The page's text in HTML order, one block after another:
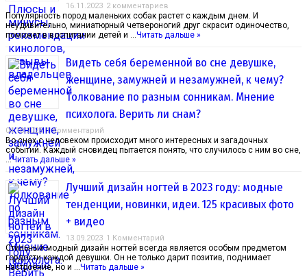
16.11.2023 2 комментариев
Популярность пород маленьких собак растет с каждым днем. И
неудивительно, миниатюрный четвероногий друг скрасит одиночество,
поможет в воспитании детей и … Читать дальше »
Видеть себя беременной во сне девушке,
женщине, замужней и незамужней, к чему?
Толкование по разным сонникам. Мнение
психолога. Верить ли снам?
04.10.2023 1 Комментарий
Во снах с человеком происходит много интересных и загадочных
событий. Каждый сновидец пытается понять, что случилось с ним во сне,
…Читать дальше »
Лучший дизайн ногтей в 2023 году: модные
тенденции, новинки, идеи. 125 красивых фото
+ видео
13.09.2023 1 Комментарий
Стильный модный дизайн ногтей всегда является особым предметом
гордости каждой девушки. Он не только дарит позитив, поднимает
настроение, но и … Читать дальше »